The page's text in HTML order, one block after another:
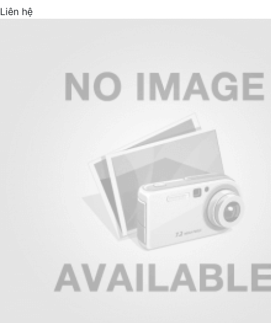
Liên hệ